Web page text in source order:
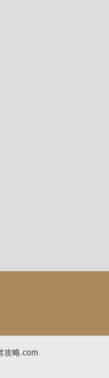
攻略.com